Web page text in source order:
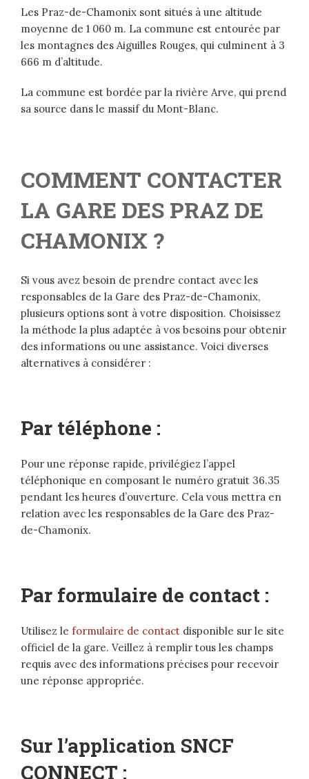
Les Praz-de-Chamonix sont situés à une altitude
moyenne de 1 060 m. La commune est entourée par
les montagnes des Aiguilles Rouges, qui culminent à 3
666 m d’altitude.
La commune est bordée par la rivière Arve, qui prend
sa source dans le massif du Mont-Blanc.
COMMENT CONTACTER
LA GARE DES PRAZ DE
CHAMONIX ?
Si vous avez besoin de prendre contact avec les
responsables de la Gare des Praz-de-Chamonix,
plusieurs options sont à votre disposition. Choisissez
la méthode la plus adaptée à vos besoins pour obtenir
des informations ou une assistance. Voici diverses
alternatives à considérer :
Par téléphone :
Pour une réponse rapide, privilégiez l’appel
téléphonique en composant le numéro gratuit 36.35
pendant les heures d’ouverture. Cela vous mettra en
relation avec les responsables de la Gare des Praz-
de-Chamonix.
Par formulaire de contact :
Utilisez le formulaire de contact disponible sur le site
officiel de la gare. Veillez à remplir tous les champs
requis avec des informations précises pour recevoir
une réponse appropriée.
Sur l’application SNCF
CONNECT :